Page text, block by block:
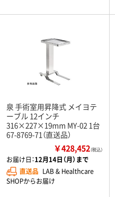
泉 手術室用昇降式 メイヨテ
ーブル 12インチ
316×227×19mm MY-02 1台
67-8769-71（直送品）
￥428,452（税込）
お届け日：12月14日（月）まで
直送品 LAB & Healthcare
SHOPからお届け